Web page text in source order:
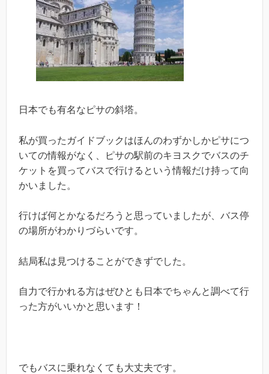
日本でも有名なピサの斜塔。
私が買ったガイドブックはほんのわずかしかピサにつ
いての情報がなく、ピサの駅前のキヨスクでバスのチ
ケットを買ってバスで行けるという情報だけ持って向
かいました。
行けば何とかなるだろうと思っていましたが、バス停
の場所がわかりづらいです。
結局私は見つけることができずでした。
自力で行かれる方はぜひとも日本でちゃんと調べて行
った方がいいかと思います！
でもバスに乗れなくても大丈夫です。